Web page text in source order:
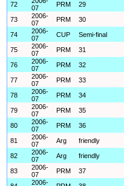
72
07
PRM 29
73
2006-
07
PRM 30
74
2006-
07
CUP Semi-final
75
2006-
07
PRM 31
76
2006-
07
PRM 32
77
2006-
07
PRM 33
78
2006-
07
PRM 34
79
2006-
07
PRM 35
80
2006-
07
PRM 36
81
2006-
07
Arg friendly
82
2006-
07
Arg friendly
83
2006-
07
PRM 37
2006-